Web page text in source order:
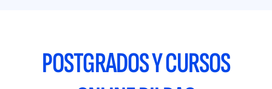
POSTGRADOS Y CURSOS